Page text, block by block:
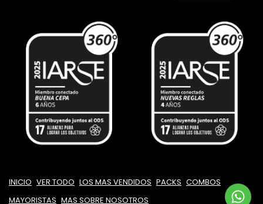
INICIO VER TODO LOS MAS VENDIDOS PACKS COMBOS
MAYORISTAS MAS SOBRE NOSOTROS